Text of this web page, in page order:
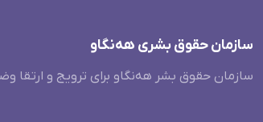
سازمان حقوق بشری هەنگاو
سازمان حقوق بشر هه‌نگاو برای ترویج و